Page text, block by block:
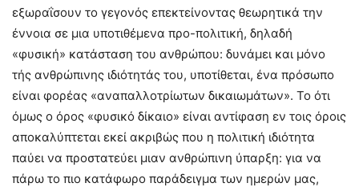
εξωραΐσουν το γεγονός επεκτείνοντας θεωρητικά την
έννοια σε μια υποτιθέμενα προ-πολιτική, δηλαδή
«φυσική» κατάσταση του ανθρώπου: δυνάμει και μόνο
τής ανθρώπινης ιδιότητάς του, υποτίθεται, ένα πρόσωπο
είναι φορέας «αναπαλλοτρίωτων δικαιωμάτων». Το ότι
όμως ο όρος «φυσικό δίκαιο» είναι αντίφαση εν τοις όροις
αποκαλύπτεται εκεί ακριβώς που η πολιτική ιδιότητα
παύει να προστατεύει μιαν ανθρώπινη ύπαρξη: για να
πάρω το πιο κατάφωρο παράδειγμα των ημερών μας,